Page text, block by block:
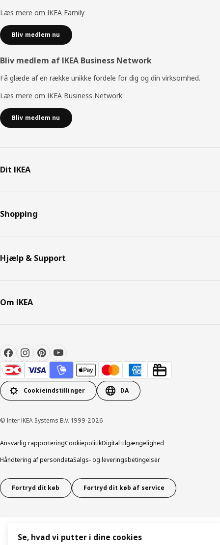
Læs mere om IKEA Family
Bliv medlem nu
Bliv medlem af IKEA Business Network
Få glæde af en række unikke fordele for dig og din virksomhed.
Læs mere om IKEA Business Network
Bliv medlem nu
Dit IKEA
Shopping
Hjælp & Support
Om IKEA
Cookieindstillinger DA
© Inter IKEA Systems B.V. 1999-2026
Ansvarlig rapporteringCookiepolitikDigital tilgængelighed
Håndtering af persondataSalgs- og leveringsbetingelser
Fortryd dit køb Fortryd dit køb af service
Se, hvad vi putter i dine cookies